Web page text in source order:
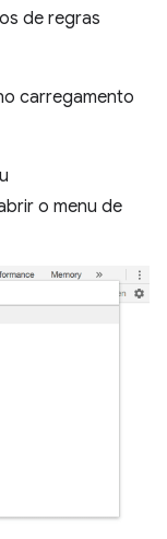
de regras
carregamento
o menu de